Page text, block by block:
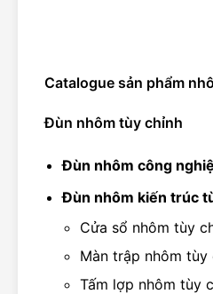
Catalogue sản phẩm
Đùn nhôm tùy chỉnh
Đùn nhôm công
Đùn nhôm kiến ​​trúc
Cửa sổ nhôm tùy
Màn trập nhôm tùy
Tấm lợp nhôm tùy